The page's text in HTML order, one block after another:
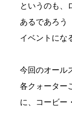
というのも、
あるであろう
イベントにな
今回のオール
各クォーター
に、コービー